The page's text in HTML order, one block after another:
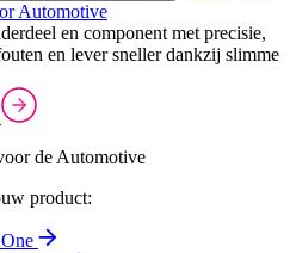
Automotive
en component met precisie,
en lever sneller dankzij slimme
de Automotive
product: